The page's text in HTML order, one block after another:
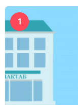
1